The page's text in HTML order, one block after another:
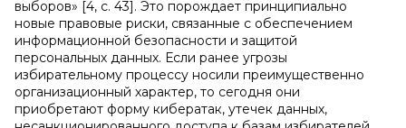
выборов» [4, с. 43]. Это порождает принципиально
новые правовые риски, связанные с обеспечением
информационной безопасности и защитой
персональных данных. Если ранее угрозы
избирательному процессу носили преимущественно
организационный характер, то сегодня они
приобретают форму кибератак, утечек данных,